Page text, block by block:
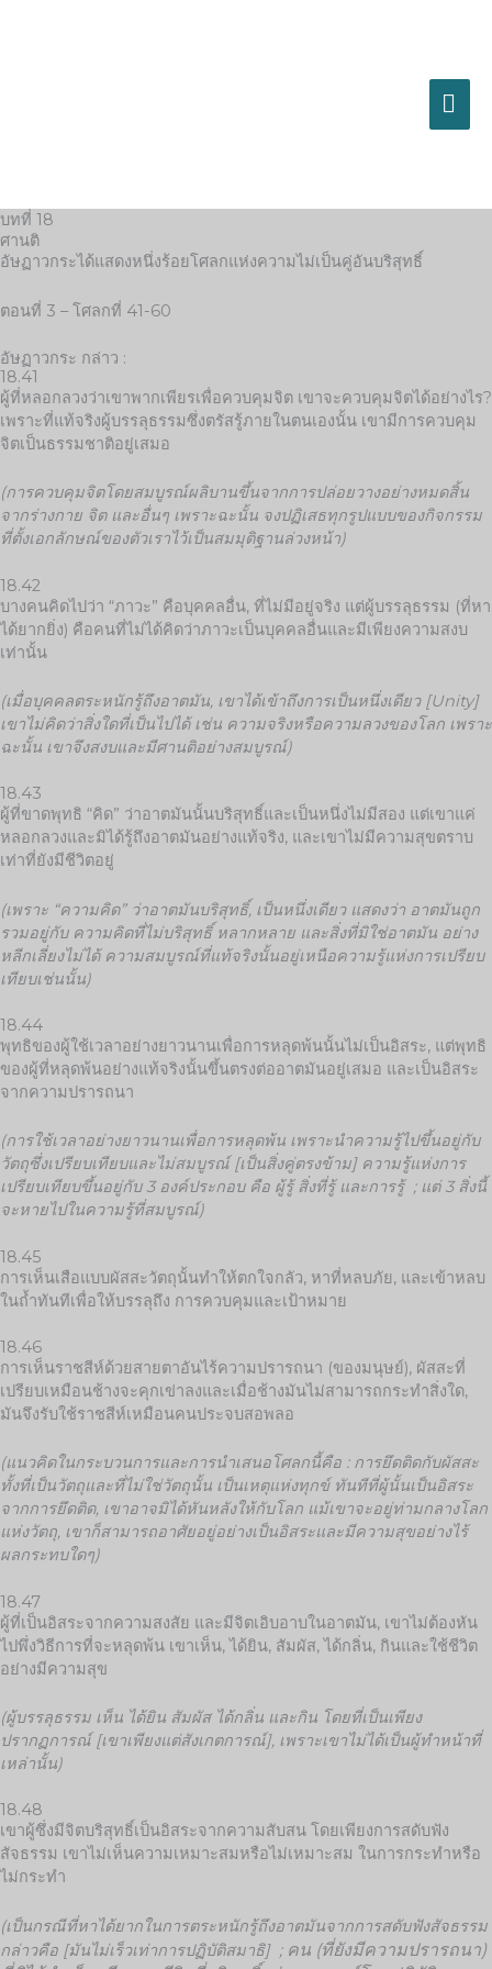
บทที่ 18
ศานติ
อัษฏาวกระได้แสดงหนึ่งร้อยโศลกแห่งความไม่เป็นคู่อันบริสุทธิ์
ตอนที่ 3 – โศลกที่ 41-60
อัษฏาวกระ กล่าว :
18.41
ผู้ที่หลอกลวงว่าเขาพากเพียรเพื่อควบคุมจิต เขาจะควบคุมจิตได้อย่างไร?
เพราะที่แท้จริงผู้บรรลุธรรมซึ่งตรัสรู้ภายในตนเองนั้น เขามีการควบคุม
จิตเป็นธรรมชาติอยู่เสมอ
(การควบคุมจิตโดยสมบูรณ์ผลิบานขึ้นจากการปล่อยวางอย่างหมดสิ้น
จากร่างกาย จิต และอื่นๆ เพราะฉะนั้น จงปฏิเสธทุกรูปแบบของกิจกรรม
ที่ตั้งเอกลักษณ์ของตัวเราไว้เป็นสมมุติฐานล่วงหน้า)
18.42
บางคนคิดไปว่า “ภาวะ” คือบุคคลอื่น, ที่ไม่มีอยู่จริง แต่ผู้บรรลุธรรม (ที่หา
ได้ยากยิ่ง) คือคนที่ไม่ได้คิดว่าภาวะเป็นบุคคลอื่นและมีเพียงความสงบ
เท่านั้น
(เมื่อบุคคลตระหนักรู้ถึงอาตมัน, เขาได้เข้าถึงการเป็นหนึ่งเดียว [Unity]
เขาไม่คิดว่าสิ่งใดที่เป็นไปได้ เช่น ความจริงหรือความลวงของโลก เพราะ
ฉะนั้น เขาจึงสงบและมีศานติอย่างสมบูรณ์)
18.43
ผู้ที่ขาดพุทธิ “คิด” ว่าอาตมันนั้นบริสุทธิ์และเป็นหนึ่งไม่มีสอง แต่เขาแค่
หลอกลวงและมิได้รู้ถึงอาตมันอย่างแท้จริง, และเขาไม่มีความสุขตราบ
เท่าที่ยังมีชีวิตอยู่
(เพราะ “ความคิด” ว่าอาตมันบริสุทธิ์, เป็นหนึ่งเดียว แสดงว่า อาตมันถูก
รวมอยู่กับ ความคิดที่ไม่บริสุทธิ์ หลากหลาย และสิ่งที่มิใช่อาตมัน อย่าง
หลีกเลี่ยงไม่ได้ ความสมบูรณ์ที่แท้จริงนั้นอยู่เหนือความรู้แห่งการเปรียบ
เทียบเช่นนั้น)
18.44
พุทธิของผู้ใช้เวลาอย่างยาวนานเพื่อการหลุดพ้นนั้นไม่เป็นอิสระ, แต่พุทธิ
ของผู้ที่หลุดพ้นอย่างแท้จริงนั้นขึ้นตรงต่ออาตมันอยู่เสมอ และเป็นอิสระ
จากความปรารถนา
(การใช้เวลาอย่างยาวนานเพื่อการหลุดพ้น เพราะนำความรู้ไปขึ้นอยู่กับ
วัตถุซึ่งเปรียบเทียบและไม่สมบูรณ์ [เป็นสิ่งคู่ตรงข้าม] ความรู้แห่งการ
เปรียบเทียบขึ้นอยู่กับ 3 องค์ประกอบ คือ ผู้รู้ สิ่งที่รู้ และการรู้ ; แต่ 3 สิ่งนี้
จะหายไปในความรู้ที่สมบูรณ์)
18.45
การเห็นเสือแบบผัสสะวัตถุนั้นทำให้ตกใจกลัว, หาที่หลบภัย, และเข้าหลบ
ในถ้ำทันทีเพื่อให้บรรลุถึง การควบคุมและเป้าหมาย
18.46
การเห็นราชสีห์ด้วยสายตาอันไร้ความปรารถนา (ของมนุษย์), ผัสสะที่
เปรียบเหมือนช้างจะคุกเข่าลงและเมื่อช้างมันไม่สามารถกระทำสิ่งใด,
มันจึงรับใช้ราชสีห์เหมือนคนประจบสอพลอ
(แนวคิดในกระบวนการและการนำเสนอโศลกนี้คือ : การยึดติดกับผัสสะ
ทั้งที่เป็นวัตถุและที่ไม่ใช่วัตถุนั้น เป็นเหตุแห่งทุกข์ ทันทีที่ผู้นั้นเป็นอิสระ
จากการยึดติด, เขาอาจมิได้หันหลังให้กับโลก แม้เขาจะอยู่ท่ามกลางโลก
แห่งวัตถุ, เขาก็สามารถอาศัยอยู่อย่างเป็นอิสระและมีความสุขอย่างไร้
ผลกระทบใดๆ)
18.47
ผู้ที่เป็นอิสระจากความสงสัย และมีจิตเอิบอาบในอาตมัน, เขาไม่ต้องหัน
ไปพึ่งวิธีการที่จะหลุดพ้น เขาเห็น, ได้ยิน, สัมผัส, ได้กลิ่น, กินและใช้ชีวิต
อย่างมีความสุข
(ผู้บรรลุธรรม เห็น ได้ยิน สัมผัส ได้กลิ่น และกิน โดยที่เป็นเพียง
ปรากฏการณ์ [เขาเพียงแต่สังเกตการณ์], เพราะเขาไม่ได้เป็นผู้ทำหน้าที่
เหล่านั้น)
18.48
เขาผู้ซึ่งมีจิตบริสุทธิ์เป็นอิสระจากความสับสน โดยเพียงการสดับฟัง
สัจธรรม เขาไม่เห็นความเหมาะสมหรือไม่เหมาะสม ในการกระทำหรือ
ไม่กระทำ
(เป็นกรณีที่หาได้ยากในการตระหนักรู้ถึงอาตมันจากการสดับฟังสัจธรรม
กล่าวคือ [มันไม่เร็วเท่าการปฏิบัติสมาธิ] ; คน (ที่ยังมีความปรารถนา)